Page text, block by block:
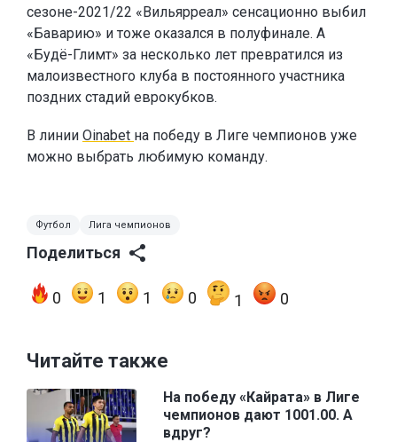
сезоне-2021/22 «Вильярреал» сенсационно выбил
«Баварию» и тоже оказался в полуфинале. А
«Будё-Глимт» за несколько лет превратился из
малоизвестного клуба в постоянного участника
поздних стадий еврокубков.
В линии Oinabet на победу в Лиге чемпионов уже
можно выбрать любимую команду.
Футбол Лига чемпионов
Поделиться
0 1 1 0 1 0
Читайте также
На победу «Кайрата» в Лиге
чемпионов дают 1001.00. А
вдруг?